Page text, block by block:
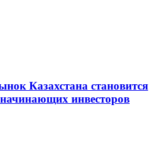
Казахстана становится
начинающих инвесторов